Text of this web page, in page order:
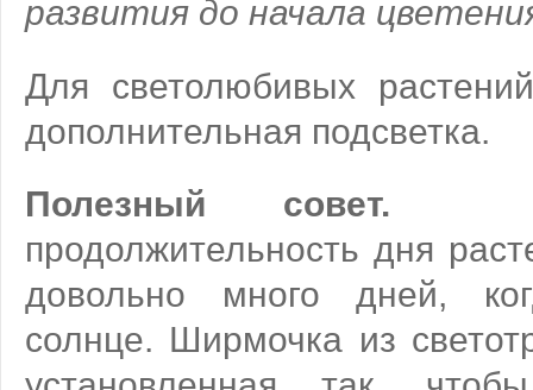
развития до начала
Для светолюбивых
дополнительная подсветка.
Полезный совет.
продолжительность дня
довольно много дней,
солнце. Ширмочка из